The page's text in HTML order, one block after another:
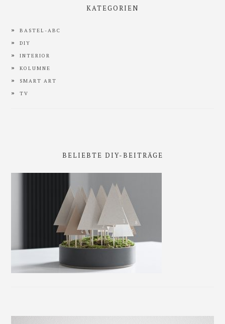
KATEGORIEN
BASTEL-ABC
DIY
INTERIOR
KOLUMNE
SMART ART
TV
BELIEBTE DIY-BEITRÄGE